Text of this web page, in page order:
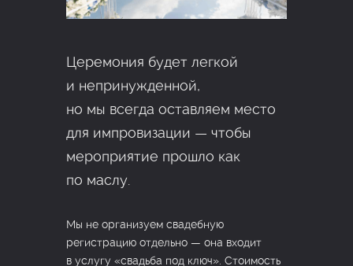
Церемония будет легкой
и непринужденной,
но мы всегда оставляем место
для импровизации — чтобы
мероприятие прошло как
по маслу.
Мы не организуем свадебную
регистрацию отдельно — она входит
в услугу «свадьба под ключ». Стоимость